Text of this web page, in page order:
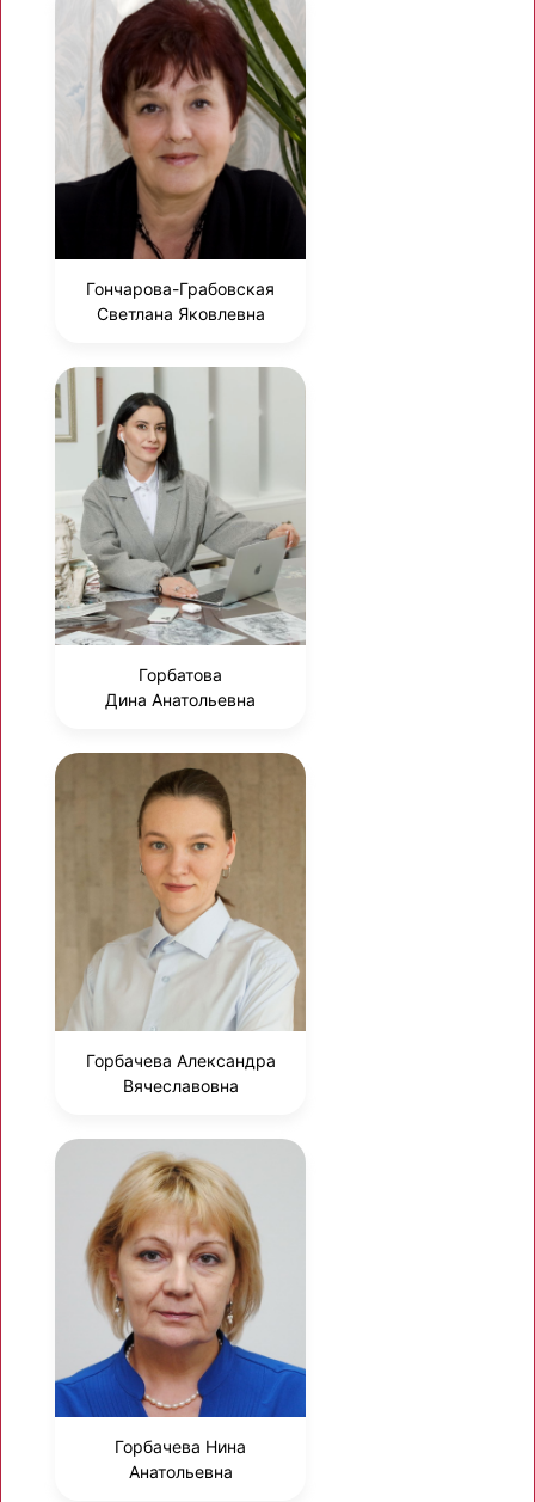
Гончарова-Грабовская
Светлана Яковлевна
Горбатова
Дина Анатольевна
Горбачева Александра
Вячеславовна
Горбачева Нина
Анатольевна